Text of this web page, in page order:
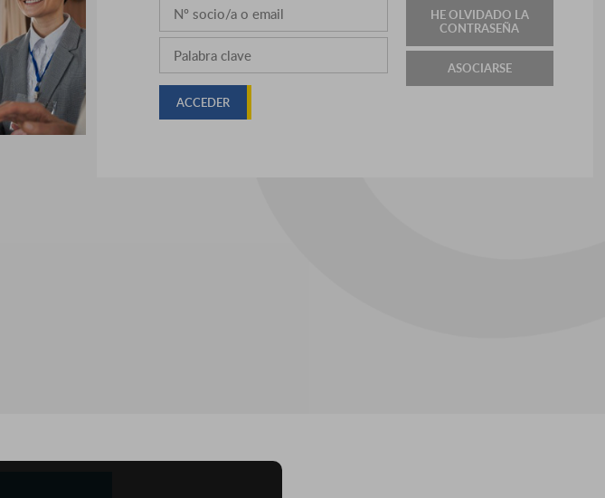
HE OLVIDADO LA
CONTRASEÑA
ASOCIARSE